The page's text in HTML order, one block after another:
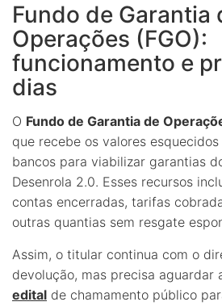
Fundo de Garantia
Operações (FGO):
funcionamento e
dias
O Fundo de Garantia de
que recebe os valores
bancos para viabilizar garantias
Desenrola 2.0. Esses recursos
contas encerradas, tarifas
outras quantias sem resgate
Assim, o titular continua com o
devolução, mas precisa aguardar
edital de chamamento público